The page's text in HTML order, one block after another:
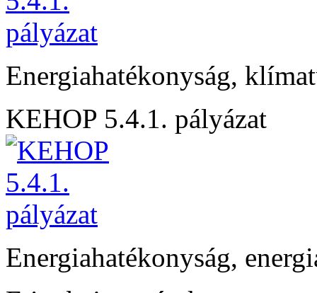
Energiahatékonyság,
KEHOP 5.4.1. pályázat
Energiahatékonyság,